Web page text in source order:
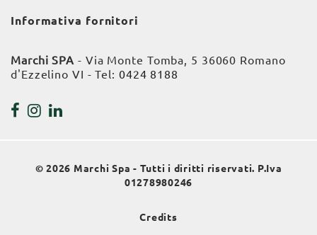
Informativa fornitori
Marchi SPA - Via Monte Tomba, 5 36060 Romano
d'Ezzelino VI - Tel: 0424 8188
© 2026 Marchi Spa - Tutti i diritti riservati. P.Iva
01278980246
Credits